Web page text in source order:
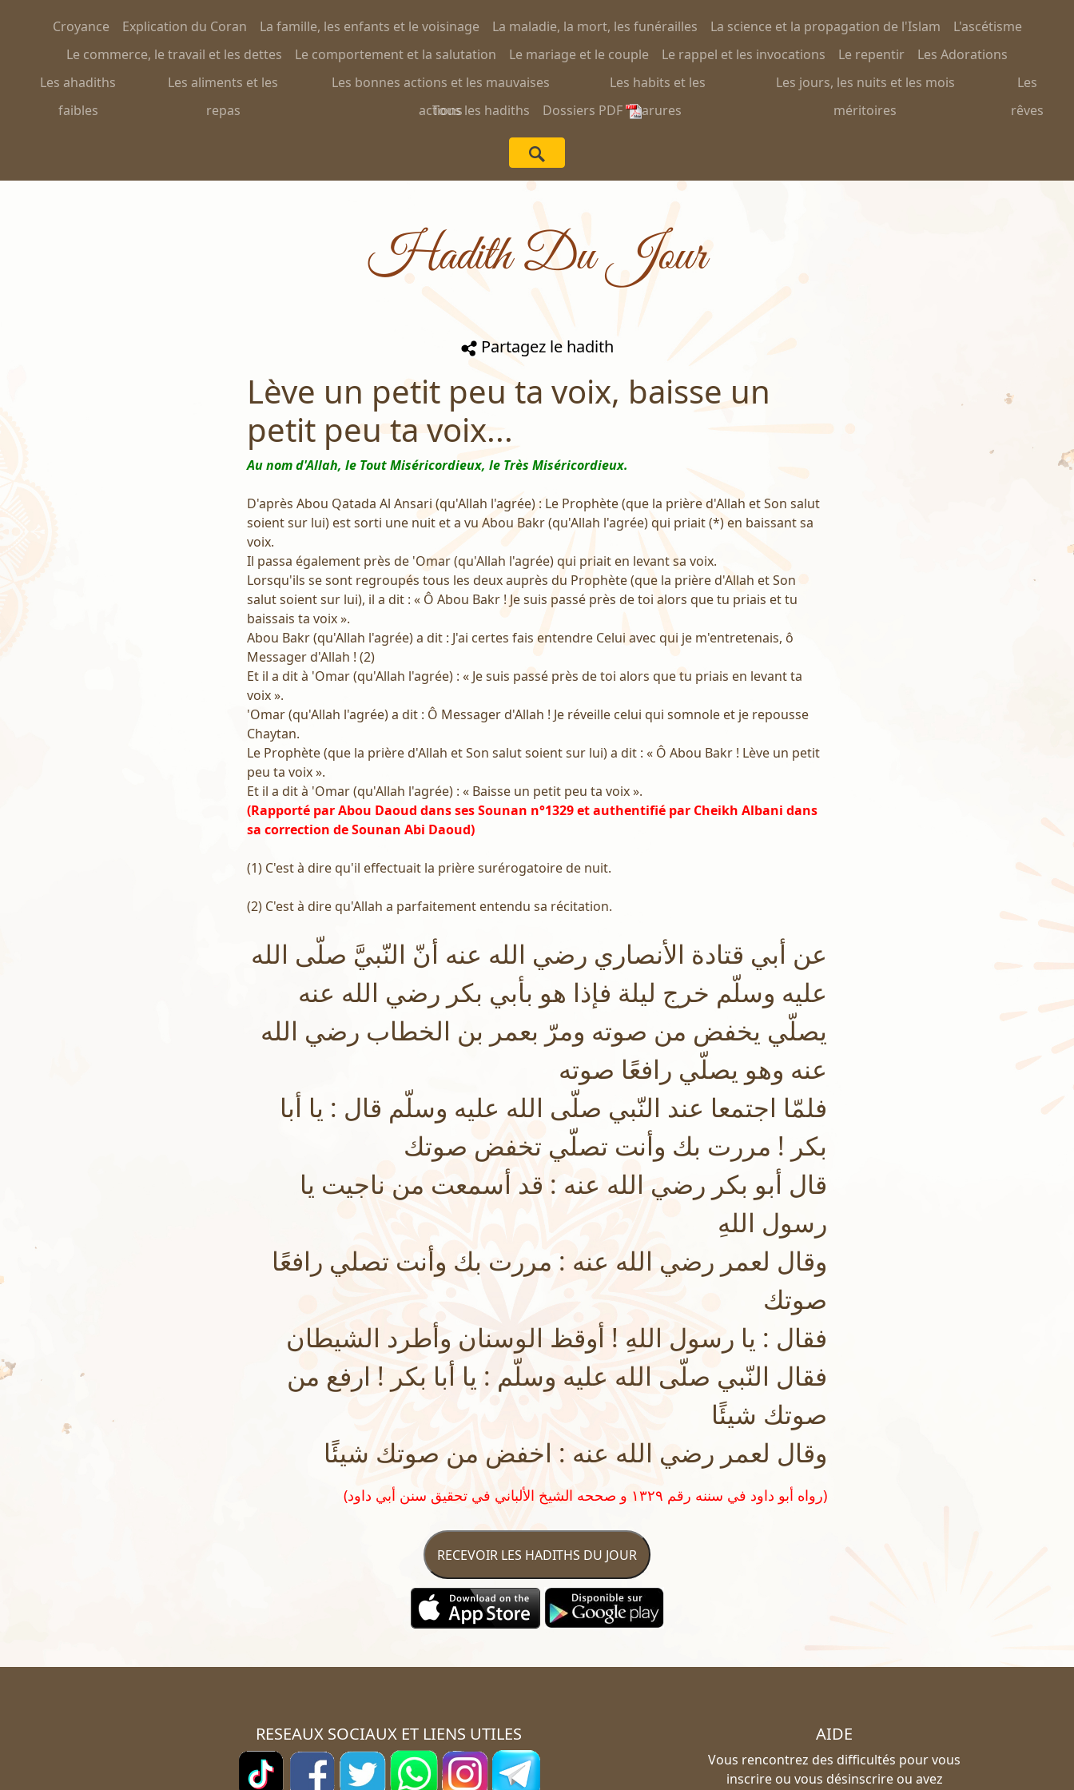
Croyance Explication du Coran La famille, les enfants et le voisinage La maladie, la mort, les funérailles La science et la propagation de l'Islam
L'ascétisme
Le commerce, le travail et les dettes
Le comportement et la salutation Le mariage et le couple Le rappel et les invocations Le repentir
Les Adorations
Les ahadiths
faibles
Les aliments et les
repas
Les bonnes actions et les mauvaises
actions
Les habits et les
parures
Les jours, les nuits et les mois
méritoires
Les
rêves
Tous les hadiths Dossiers PDF
Hadith Du Jour
Partagez le hadith
Lève un petit peu ta voix, baisse un
petit peu ta voix...
Au nom d'Allah, le Tout Miséricordieux, le Très Miséricordieux.
D'après Abou Qatada Al Ansari (qu'Allah l'agrée) : Le Prophète (que la prière d'Allah et Son salut
soient sur lui) est sorti une nuit et a vu Abou Bakr (qu'Allah l'agrée) qui priait (*) en baissant sa
voix.
Il passa également près de 'Omar (qu'Allah l'agrée) qui priait en levant sa voix.
Lorsqu'ils se sont regroupés tous les deux auprès du Prophète (que la prière d'Allah et Son
salut soient sur lui), il a dit : « Ô Abou Bakr ! Je suis passé près de toi alors que tu priais et tu
baissais ta voix ».
Abou Bakr (qu'Allah l'agrée) a dit : J'ai certes fais entendre Celui avec qui je m'entretenais, ô
Messager d'Allah ! (2)
Et il a dit à 'Omar (qu'Allah l'agrée) : « Je suis passé près de toi alors que tu priais en levant ta
voix ».
'Omar (qu'Allah l'agrée) a dit : Ô Messager d'Allah ! Je réveille celui qui somnole et je repousse
Chaytan.
Le Prophète (que la prière d'Allah et Son salut soient sur lui) a dit : « Ô Abou Bakr ! Lève un petit
peu ta voix ».
Et il a dit à 'Omar (qu'Allah l'agrée) : « Baisse un petit peu ta voix ».
(Rapporté par Abou Daoud dans ses Sounan n°1329 et authentifié par Cheikh Albani dans
sa correction de Sounan Abi Daoud)
(1) C'est à dire qu'il effectuait la prière surérogatoire de nuit.
(2) C'est à dire qu'Allah a parfaitement entendu sa récitation.
عن أبي قتادة الأنصاري رضي الله عنه أنّ النّبيَّ صلّى الله
عليه وسلّم خرج ليلة فإذا هو بأبي بكر رضي الله عنه
يصلّي يخفض من صوته ومرّ بعمر بن الخطاب رضي الله
عنه وهو يصلّي رافعًا صوته
فلمّا اجتمعا عند النّبي صلّى الله عليه وسلّم قال : يا أبا
بكر ! مررت بك وأنت تصلّي تخفض صوتك
قال أبو بكر رضي الله عنه : قد أسمعت من ناجيت يا
رسول اللهِ
وقال لعمر رضي الله عنه : مررت بك وأنت تصلي رافعًا
صوتك
فقال : يا رسول اللهِ ! أوقظ الوسنان وأطرد الشيطان
فقال النّبي صلّى الله عليه وسلّم : يا أبا بكر ! ارفع من
صوتك شيئًا
وقال لعمر رضي الله عنه : اخفض من صوتك شيئًا
(رواه أبو داود في سننه رقم ١٣٢٩ و صححه الشيخ الألباني في تحقيق سنن أبي داود)
RECEVOIR LES HADITHS DU JOUR
RESEAUX SOCIAUX ET LIENS UTILES AIDE
Vous rencontrez des difficultés pour vous
inscrire ou vous désinscrire ou avez